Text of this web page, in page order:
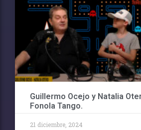
Guillermo Ocejo y Natalia
Fonola Tango.
21 diciembre, 2024